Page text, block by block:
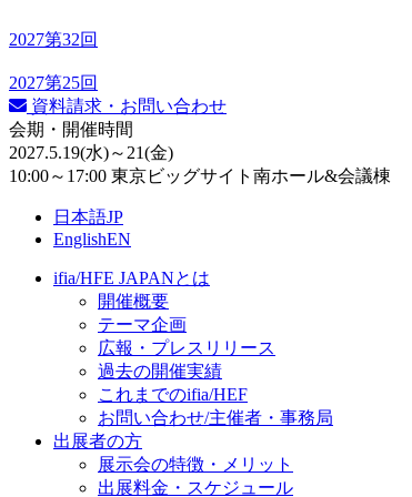
2027第32回
2027第25回
資料請求・お問い合わせ
会期・開催時間
2027.5.19(水)～21(金)
10:00～17:00 東京ビッグサイト南ホール&会議棟
日本語JP
EnglishEN
ifia/HFE JAPANとは
開催概要
テーマ企画
広報・プレスリリース
過去の開催実績
これまでのifia/HEF
お問い合わせ/主催者・事務局
出展者の方
展示会の特徴・メリット
出展料⾦・スケジュール